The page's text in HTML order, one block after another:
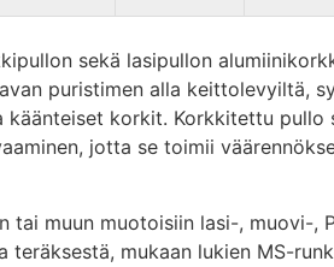
sekä lasipullon
puristimen alla keittolevyiltä,
korkit. Korkkitettu pullo
jotta se toimii
muun muotoisiin lasi-, muovi-,
mukaan lukien MS-